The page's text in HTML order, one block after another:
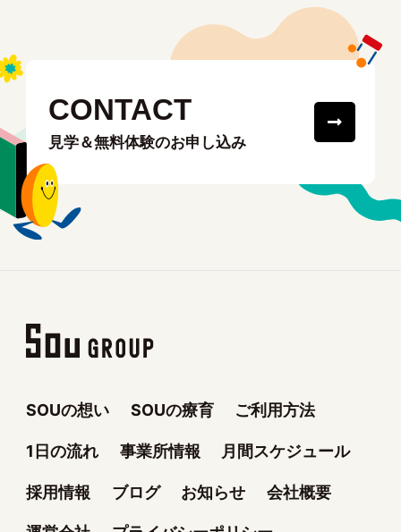
CONTACT
見学＆無料体験のお申し込み
SOUの想い SOUの療育 ご利用方法
1日の流れ 事業所情報 月間スケジュール
採用情報 ブログ お知らせ 会社概要